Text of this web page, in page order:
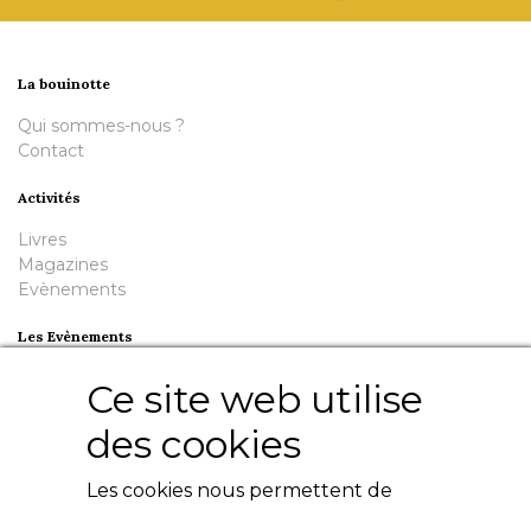
Ce site web utilise
des cookies
Les cookies nous permettent de
La bouinotte
Qui sommes-nous ?
Contact
Activités
Livres
Magazines
Evènements
Les Evènements
Nuit de la Bouinotte
Besoin d'aide ?